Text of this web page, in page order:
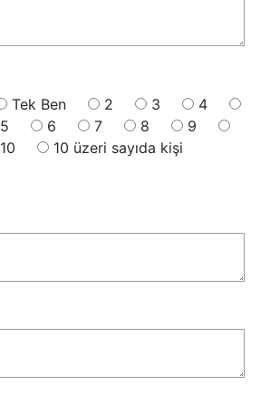
Tek Ben 2 3
4
5
6 7 8
9
10
10 üzeri sayıda kişi